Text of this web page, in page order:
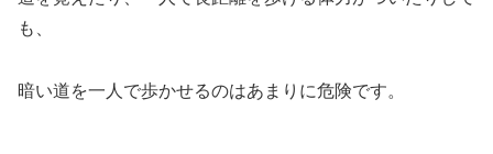
も、
暗い道を一人で歩かせるのはあまりに危険です。